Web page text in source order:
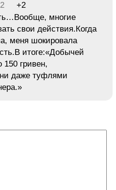
+2
многие
свои действия.Когда
меня шокировала
итоге:«Добычей
150 гривен,
даже туфлями